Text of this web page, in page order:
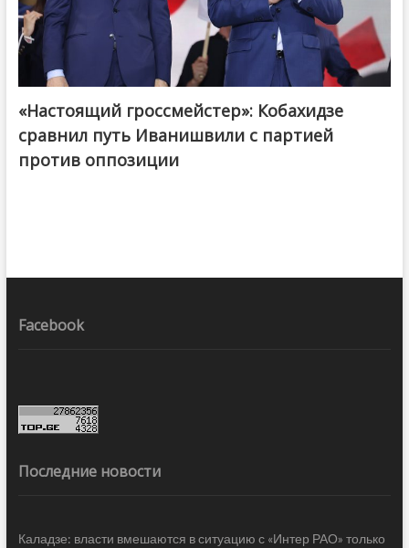
@ქართული ოცნება / Georgian Dream
«Настоящий гроссмейстер»: Кобахидзе
сравнил путь Иванишвили с партией
против оппозиции
Facebook
Последние новости
Каладзе: власти вмешаются в ситуацию с «Интер РАО» только